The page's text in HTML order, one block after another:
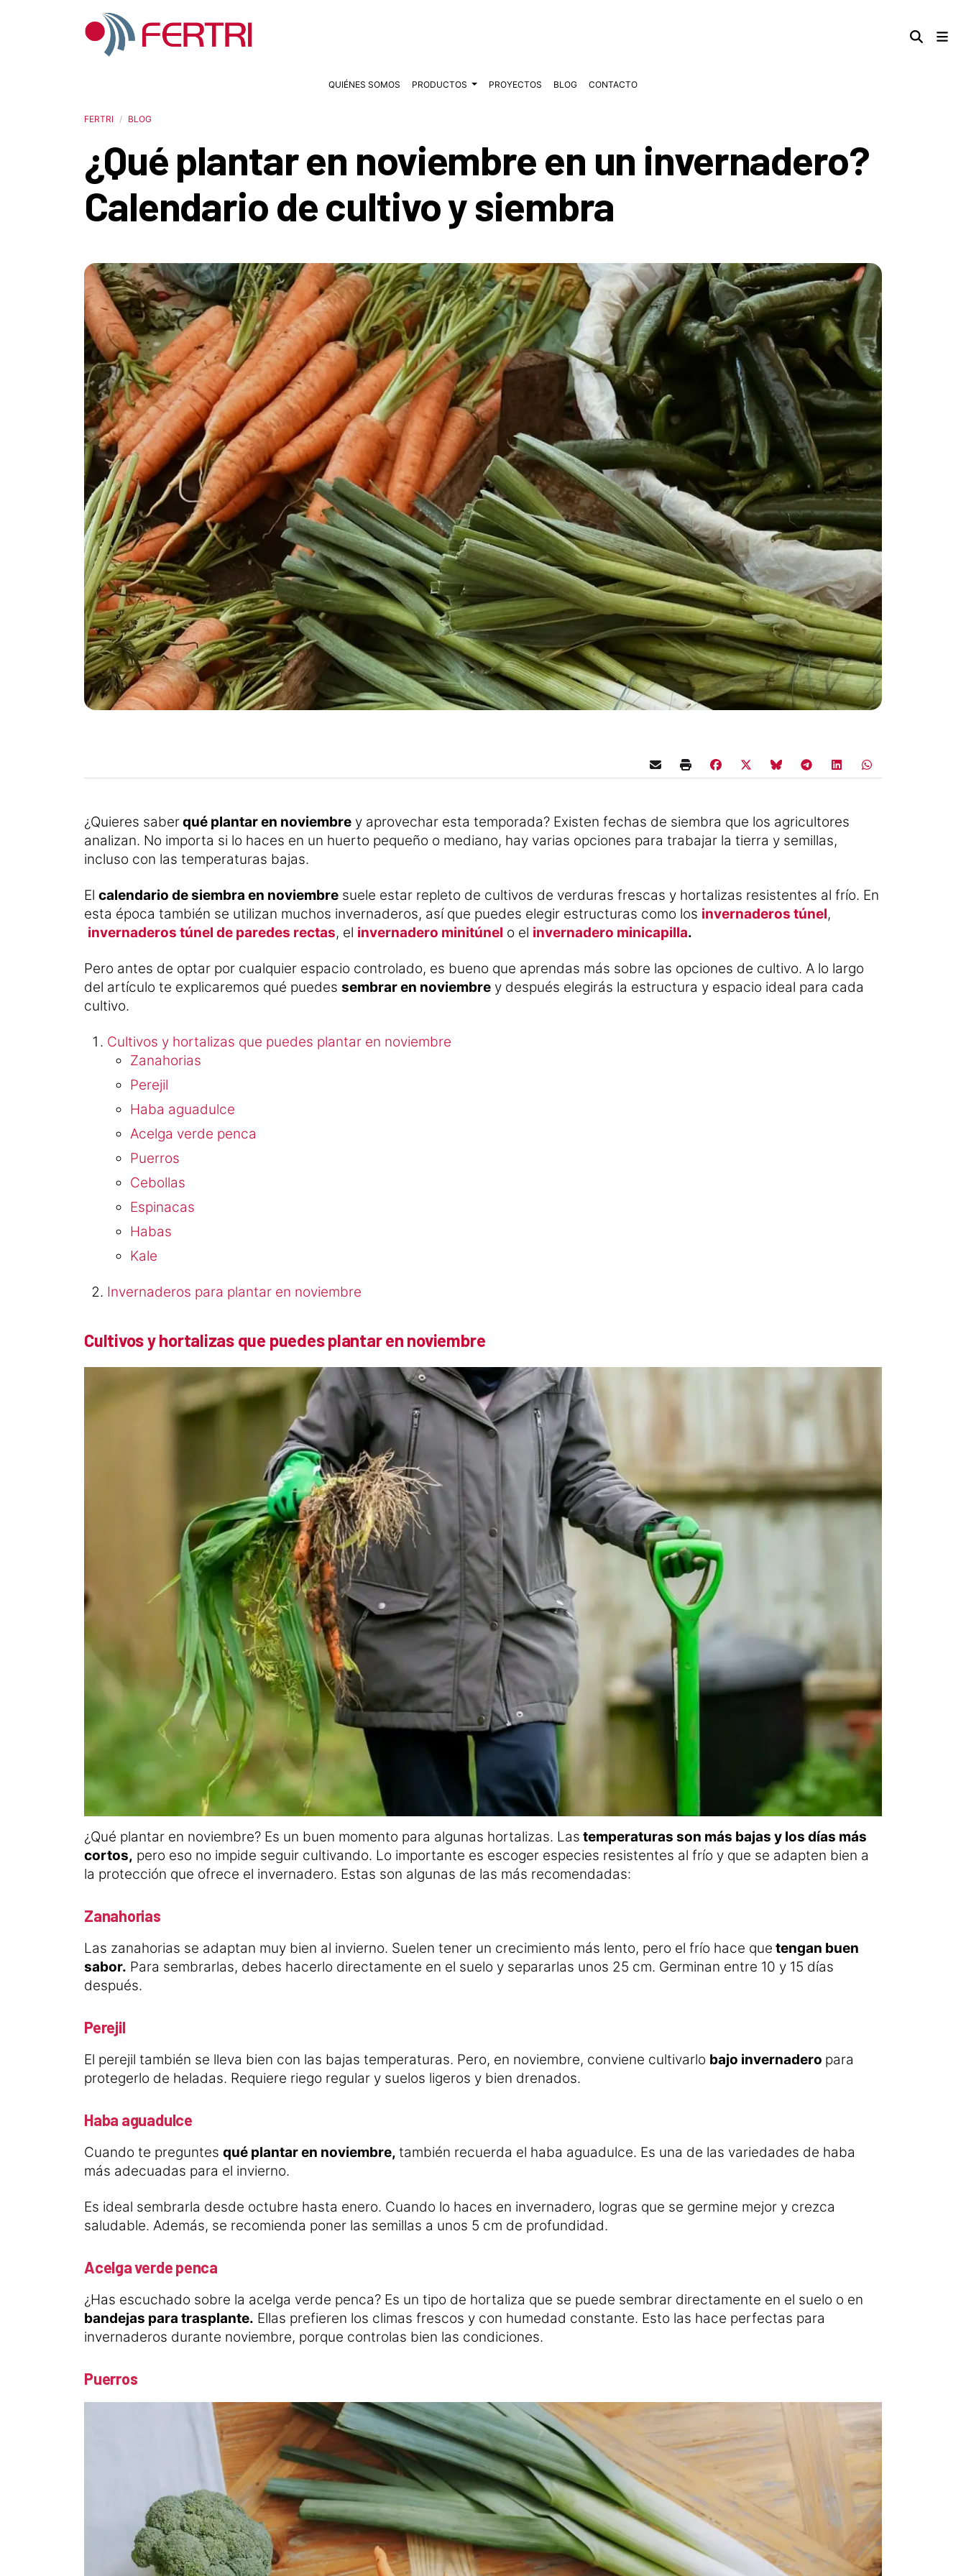
QUIÉNES SOMOS PRODUCTOS PROYECTOS BLOG CONTACTO
FERTRI BLOG
¿Qué plantar en noviembre en un invernadero?
Calendario de cultivo y siembra
¿Quieres saberqué plantar en noviembre y aprovechar esta temporada? Existen fechas de siembra que los agricultores
analizan. No importa si lo haces en un huerto pequeño o mediano, hay varias opciones para trabajar la tierra y semillas,
incluso con las temperaturas bajas.
El calendario de siembra en noviembre suele estar repleto de cultivos de verduras frescas y hortalizas resistentes al frío. En
esta época también se utilizan muchos invernaderos, así que puedes elegir estructuras como los invernaderos túnel,
invernaderos túnel de paredes rectas, el invernadero minitúnel o el invernadero minicapilla.
Pero antes de optar por cualquier espacio controlado, es bueno que aprendas más sobre las opciones de cultivo. A lo largo
del artículo te explicaremos qué puedes sembrar en noviembre y después elegirás la estructura y espacio ideal para cada
cultivo.
Cultivos y hortalizas que puedes plantar en noviembre
Zanahorias
Perejil
Haba aguadulce
Acelga verde penca
Puerros
Cebollas
Espinacas
Habas
Kale
Invernaderos para plantar en noviembre
Cultivos y hortalizas que puedes plantar en noviembre
¿Qué plantar en noviembre? Es un buen momento para algunas hortalizas. Las temperaturas son más bajas y los días más
cortos, pero eso no impide seguir cultivando. Lo importante es escoger especies resistentes al frío y que se adapten bien a
la protección que ofrece el invernadero. Estas son algunas de las más recomendadas:
Zanahorias
Las zanahorias se adaptan muy bien al invierno. Suelen tener un crecimiento más lento, pero el frío hace que tengan buen
sabor. Para sembrarlas, debes hacerlo directamente en el suelo y separarlas unos 25 cm. Germinan entre 10 y 15 días
después.
Perejil
El perejil también se lleva bien con las bajas temperaturas. Pero, en noviembre, conviene cultivarlo bajo invernadero para
protegerlo de heladas. Requiere riego regular y suelos ligeros y bien drenados.
Haba aguadulce
Cuando te preguntes qué plantar en noviembre, también recuerda el haba aguadulce. Es una de las variedades de haba
más adecuadas para el invierno.
Es ideal sembrarla desde octubre hasta enero. Cuando lo haces en invernadero, logras que se germine mejor y crezca
saludable. Además, se recomienda poner las semillas a unos 5 cm de profundidad.
Acelga verde penca
¿Has escuchado sobre la acelga verde penca? Es un tipo de hortaliza que se puede sembrar directamente en el suelo o en
bandejas para trasplante. Ellas prefieren los climas frescos y con humedad constante. Esto las hace perfectas para
invernaderos durante noviembre, porque controlas bien las condiciones.
Puerros